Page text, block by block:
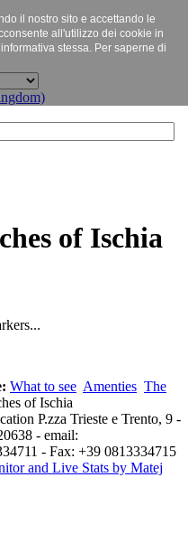
of Ischia
What to see Amenties The
of Ischia
P.zza Trieste e Trento, 9 -
- email:
- Fax: +39 0813334715
il nostro sito e accettando le
all'utilizzo dei cookie in
stessa. Per saperne di